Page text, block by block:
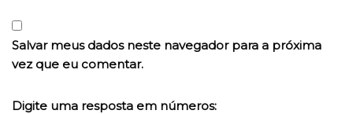
Salvar meus dados neste navegador para a próxima
vez que eu comentar.
Digite uma resposta em números: